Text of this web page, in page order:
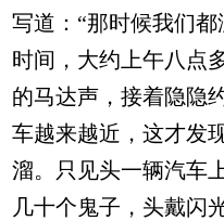
写道：“那时候我们
时间，大约上午八点
的马达声，接着隐隐
车越来越近，这才发
溜。只见头一辆汽车
几十个鬼子，头戴闪